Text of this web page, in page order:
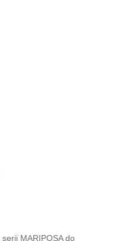
MARIPOSA do